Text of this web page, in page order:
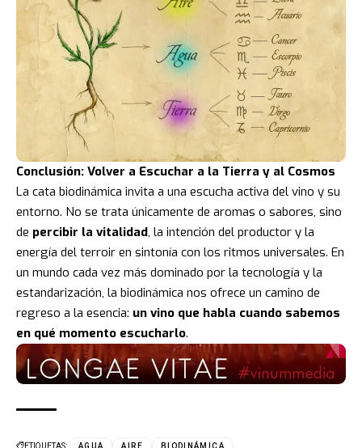
Conclusión: Volver a Escuchar a la Tierra y al Cosmos
La cata biodinámica invita a una escucha activa del vino y su
entorno. No se trata únicamente de aromas o sabores, sino
de percibir la vitalidad, la intención del productor y la
energía del terroir en sintonía con los ritmos universales. En
un mundo cada vez más dominado por la tecnología y la
estandarización, la biodinámica nos ofrece un camino de
regreso a la esencia: un vino que habla cuando sabemos
en qué momento escucharlo.
ETIQUETAS: AGUA AIRE
BIODINÁMICA